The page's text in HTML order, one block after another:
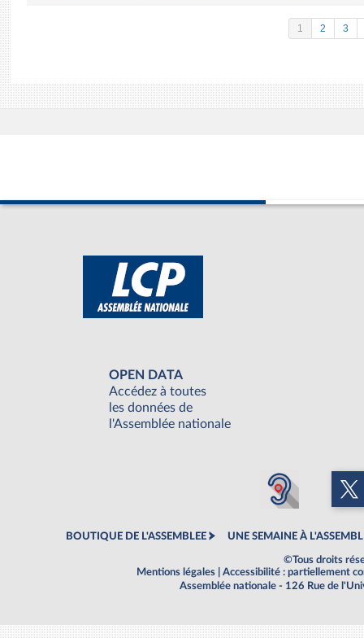
1 2 3
OPEN DATA
Accédez à toutes
les données de
l'Assemblée nationale
BOUTIQUE DE L'ASSEMBLEE UNE SEMAINE À
©Tous droits
Mentions légales
Accessibilité : partiellement
Assemblée nationale - 126 Rue de